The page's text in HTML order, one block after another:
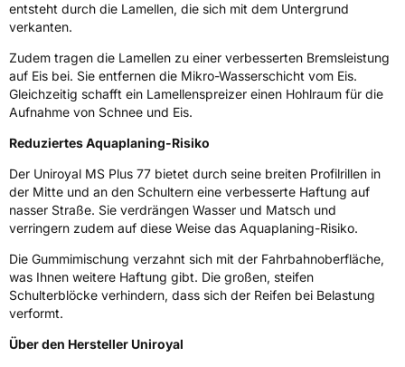
3PMSF / Schneeflockensymbol / Alpine-SymbolJa
EisgripNein
EPREL ID505680
Continental-Plaza 1 30175 Hannover
Deutschland,
customerservice_tires@conti.de
entsteht durch die Lamellen, die sich mit dem Untergrund
verkanten.
Zudem tragen die Lamellen zu einer verbesserten Bremsleistung
auf Eis bei. Sie entfernen die Mikro-Wasserschicht vom Eis.
Gleichzeitig schafft ein Lamellenspreizer einen Hohlraum für die
Aufnahme von Schnee und Eis.
Reduziertes Aquaplaning-Risiko
Der Uniroyal MS Plus 77 bietet durch seine breiten Profilrillen in
der Mitte und an den Schultern eine verbesserte Haftung auf
nasser Straße. Sie verdrängen Wasser und Matsch und
verringern zudem auf diese Weise das Aquaplaning-Risiko.
Die Gummimischung verzahnt sich mit der Fahrbahnoberfläche,
was Ihnen weitere Haftung gibt. Die großen, steifen
Schulterblöcke verhindern, dass sich der Reifen bei Belastung
verformt.
Über den Hersteller Uniroyal